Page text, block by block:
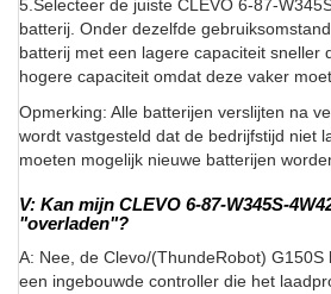
5.Selecteer de juiste CLEVO 6-87-
batterij. Onder dezelfde
batterij met een lagere capaciteit sneller
hogere capaciteit omdat deze vaker
Opmerking: Alle batterijen verslijten na
wordt vastgesteld dat de bedrijfstijd niet
moeten mogelijk nieuwe batterijen
V: Kan mijn CLEVO 6-87-W345S-
"overladen"?
A: Nee, de Clevo/(ThundeRobot)
een ingebouwde controller die het